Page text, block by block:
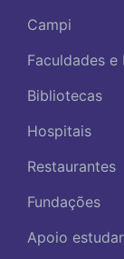
Campi
Faculdades
Bibliotecas
Hospitais
Restaurantes
Fundações
Apoio